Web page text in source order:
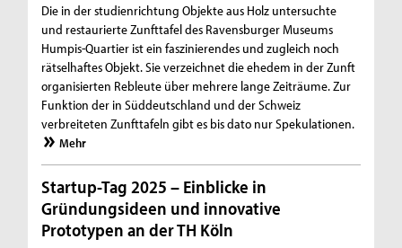
Die in der studienrichtung Objekte aus Holz untersuchte
und restaurierte Zunfttafel des Ravensburger Museums
Humpis-Quartier ist ein faszinierendes und zugleich noch
rätselhaftes Objekt. Sie verzeichnet die ehedem in der Zunft
organisierten Rebleute über mehrere lange Zeiträume. Zur
Funktion der in Süddeutschland und der Schweiz
verbreiteten Zunfttafeln gibt es bis dato nur Spekulationen.
Mehr
Startup-Tag 2025 – Einblicke in
Gründungsideen und innovative
Prototypen an der TH Köln